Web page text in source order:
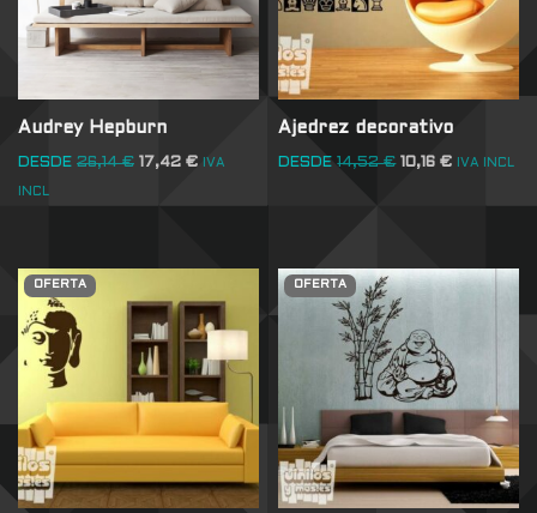
Audrey Hepburn
DESDE 26,14€ 17,42 € IVA
INCL
Ajedrez decorativo
DESDE 14,52€ 10,16€ IVA INCL
OFERTA OFERTA